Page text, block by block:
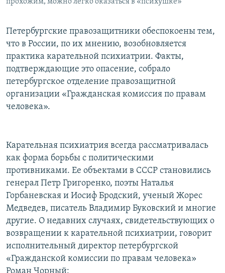
прохожим, можно легко оказаться в «психушке»
Петербургские правозащитники обеспокоены тем,
что в России, по их мнению, возобновляется
практика карательной психиатрии. Факты,
подтверждающие это опасение, собрало
петербургское отделение правозащитной
организации «Гражданская комиссия по правам
человека».
Карательная психиатрия всегда рассматривалась
как форма борьбы с политическими
противниками. Ее объектами в СССР становились
генерал Петр Григоренко, поэты Наталья
Горбаневская и Иосиф Бродский, ученый Жорес
Медведев, писатель Владимир Буковский и многие
другие. О недавних случаях, свидетельствующих о
возвращении к карательной психиатрии, говорит
исполнительный директор петербургской
«Гражданской комиссии по правам человека»